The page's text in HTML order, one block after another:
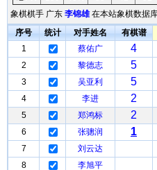
象棋棋手 广东 李锦雄在本站象棋数据
序号
统计 对手姓名 有棋谱
1
蔡佑广 4
2
黎德志 5
3
吴亚利 5
4
李进 2
5
郑鸿标 2
6
张骢润 1
7
刘云达
8
李旭平